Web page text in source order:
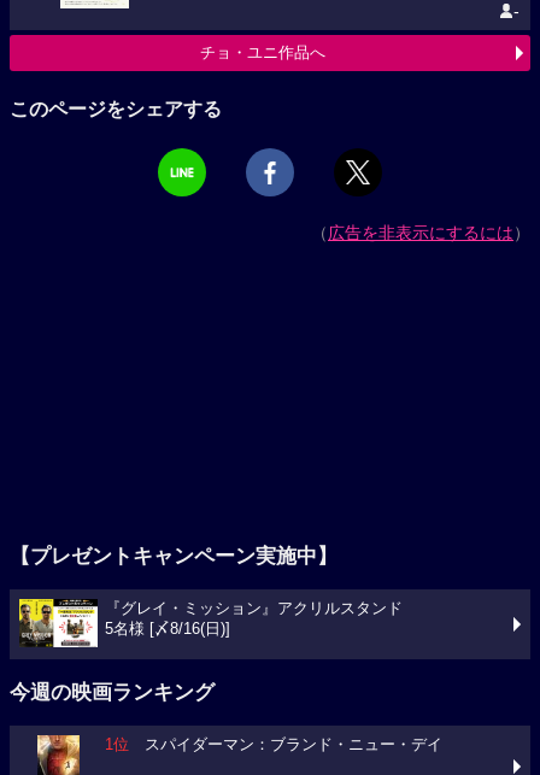
-
チョ・ユニ作品へ
このページをシェアする
（広告を非表示にするには）
【プレゼントキャンペーン実施中】
『グレイ・ミッション』アクリルスタンド
5名様 [〆8/16(日)]
今週の映画ランキング
1位 スパイダーマン：ブランド・ニュー・デイ